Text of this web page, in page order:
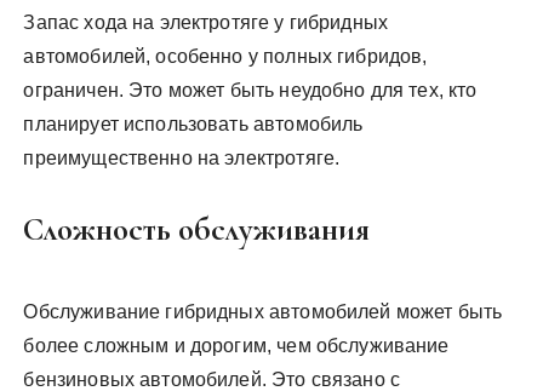
Запас хода на электротяге у гибридных
автомобилей, особенно у полных гибридов,
ограничен. Это может быть неудобно для тех, кто
планирует использовать автомобиль
преимущественно на электротяге.
Сложность обслуживания
Обслуживание гибридных автомобилей может быть
более сложным и дорогим, чем обслуживание
бензиновых автомобилей. Это связано с